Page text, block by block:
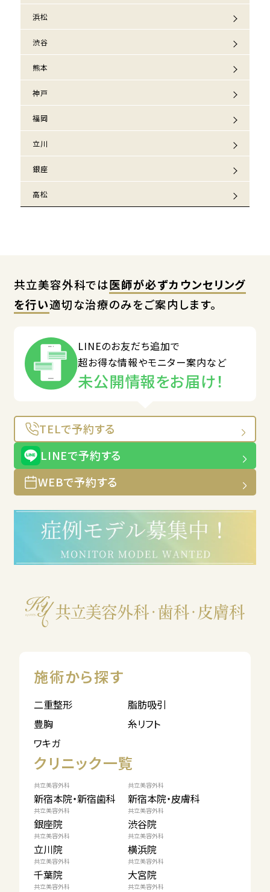
浜松
渋谷
熊本
神戸
福岡
立川
銀座
高松
共立美容外科では医師が必ずカウンセリング
を行い適切な治療のみをご案内します。
LINEのお友だち追加で
超お得な情報やモニター案内など
未公開情報をお届け！
TELで予約する
LINEで予約する
WEBで予約する
施術から探す
二重整形
脂肪吸引
豊胸
糸リフト
ワキガ
クリニック一覧
共立美容外科
新宿本院・新宿歯科
共立美容外科
新宿本院・皮膚科
共立美容外科
銀座院
共立美容外科
渋谷院
共立美容外科
立川院
共立美容外科
横浜院
共立美容外科
千葉院
共立美容外科
大宮院
共立美容外科 共立美容外科